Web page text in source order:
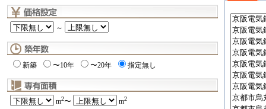
～
新築 〜10年 〜20年 指定無し
m2〜 m2